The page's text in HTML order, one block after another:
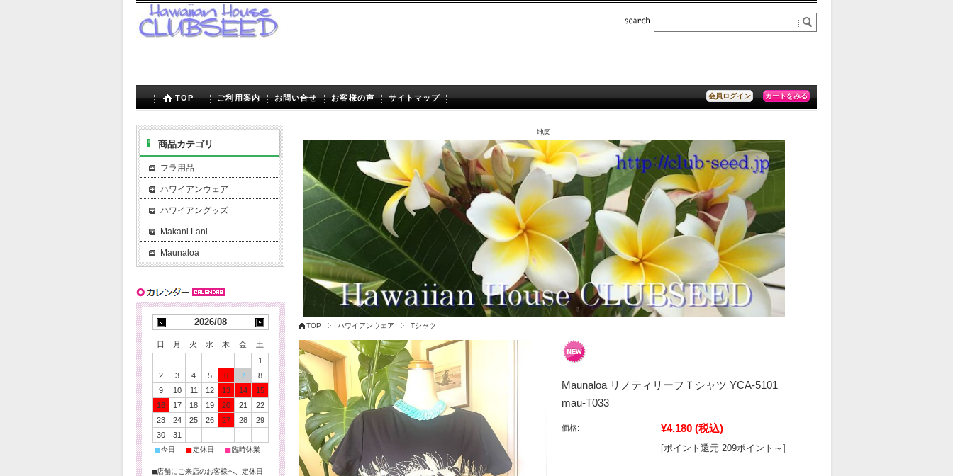
会員ログイン カートをみる
TOP ご利用案内 お問い合せ お客様の声 サイトマップ
地図
TOP ハワイアンウェア Tシャツ
Maunaloa リノティリーフＴシャツ YCA-5101
mau-T033
価格: ¥4,180 (税込)
[ポイント還元 209ポイント～]
商品カテゴリ
フラ用品
ハワイアンウェア
ハワイアングッズ
Makani Lani
Maunaloa
2026/08
日 月 火 水 木 金
土
1
2
3 4 5 6 7
8
9
10 11 12 13 14
15
16
17 18 19 20 21
22
23
24 25 26 27 28
29
30
31
■ 今日 ■ 定休日 ■ 臨時休業
■店舗にご来店のお客様へ、定休日